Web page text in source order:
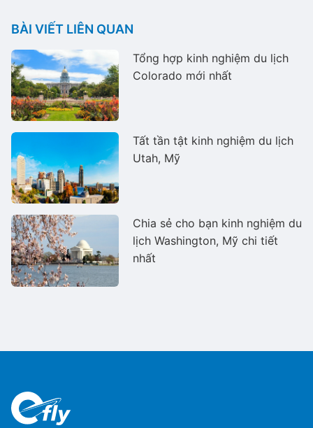
BÀI VIẾT LIÊN QUAN
Tổng hợp kinh nghiệm du lịch
Colorado mới nhất
Tất tần tật kinh nghiệm du lịch
Utah, Mỹ
Chia sẻ cho bạn kinh nghiệm du
lịch Washington, Mỹ chi tiết
nhất